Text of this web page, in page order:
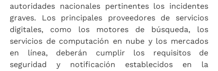
autoridades nacionales pertinentes los incidentes
graves. Los principales proveedores de servicios
digitales, como los motores de búsqueda, los
servicios de computación en nube y los mercados
en línea, deberán cumplir los requisitos de
seguridad y notificación establecidos en la